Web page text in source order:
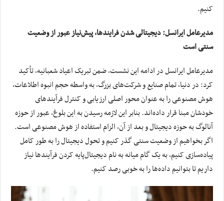
کنیم.
مدیرعامل ایرانسل: دیجیتالی شدن فرایندها، پیش‌نیاز عبور از وضعیت
سنتی است
مدیرعامل ایرانسل در ادامه این نشست، ضمن تبریک اعیاد شعبانیه، تأکید
کرد: در دنیا، تمام صنایع و شرکت‌های بزرگ، به واسطه حجم انبوه اطلاعات،
هوش مصنوعی را به عنوان محور اصلی ارزیابی و کنترل فرآیندهای
خودشان مبنا قرار داده‌اند. بنابر این لازمه رسیدن به این بلوغ، عبور از حوزه
آنالوگ به حوزه دیجیتال و بعد از آن، الزام استفاده از هوش مصنوعی است.
اگر بخواهیم از وضعیت سنتی گذر کنیم و تحول دیجیتال را به طور کامل
پیاده‌سازی کنیم، به یک گام میانه به نام دیجیتال‌پایه کردن فرآیندها نیاز
داریم تا بتوانیم داده‌ها را به خوبی رصد کنیم.